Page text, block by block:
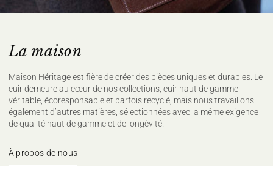
La maison
Maison Héritage est fière de créer des pièces uniques et durables. Le
cuir demeure au cœur de nos collections, cuir haut de gamme
véritable, écoresponsable et parfois recyclé, mais nous travaillons
également d’autres matières, sélectionnées avec la même exigence
de qualité haut de gamme et de longévité.
À propos de nous